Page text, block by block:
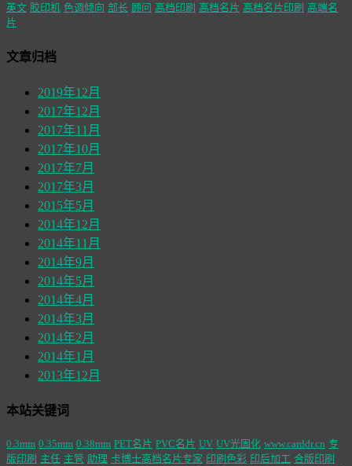
英文 胶印机 色调倾向 部长 顾问 高档印刷 高档名片 高档名片印刷 高端名
片
文章归档
2019年12月
2017年12月
2017年11月
2017年10月
2017年7月
2017年3月
2015年5月
2014年12月
2014年11月
2014年9月
2014年5月
2014年4月
2014年3月
2014年2月
2014年1月
2013年12月
本站关键词
0.3mm 0.35mm 0.38mm PET名片 PVC名片 UV UV光固化 www.carddr.cn 专
版印刷 主任 主管 助理 卡博士高档名片专家 印刷色彩 印后加工 合版印刷